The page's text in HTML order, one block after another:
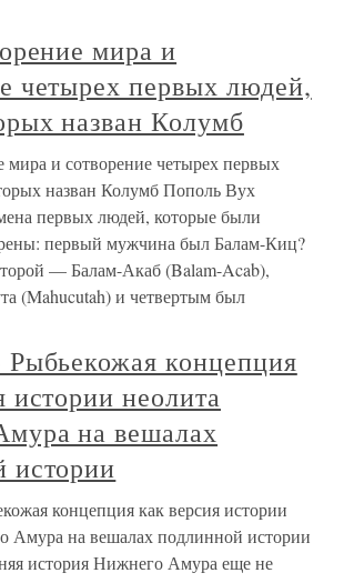
мира и
четырех первых людей,
назван Колумб
мира и сотворение четырех первых
назван Колумб Пополь Вух
первых людей, которые были
первый мужчина был Балам-Киц?
— Балам-Акаб (Balam-Acab),
(Mahucutah) и четвертым был
концепция
истории неолита
на вешалах
истории
концепция как версия истории
Амура на вешалах подлинной истории
история Нижнего Амура еще не